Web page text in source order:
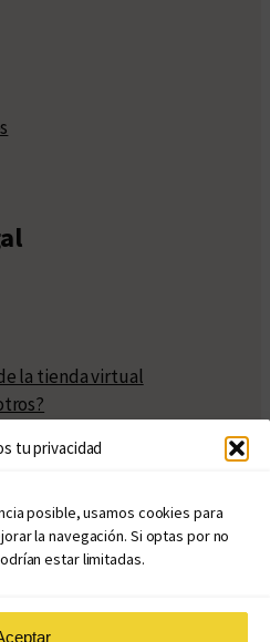
tu privacidad
posible, usamos cookies para
la navegación. Si optas por no
estar limitadas.
la tienda virtual